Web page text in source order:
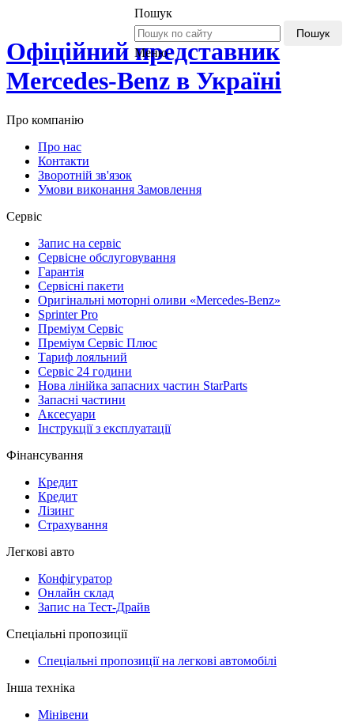
Офіційний представник
Mercedes-Benz в Україні
Пошук
Пошук
Меню
Про компанію
Про нас
Контакти
Зворотній зв'язок
Умови виконання Замовлення
Сервіс
Запис на сервіс
Сервісне обслуговування
Гарантія
Сервісні пакети
Оригінальні моторні оливи «Mercedes-Benz»
Sprinter Pro
Преміум Сервіс
Преміум Сервіс Плюс
Тариф лояльний
Сервіс 24 години
Нова лінійка запасних частин StarParts
Запасні частини
Аксесуари
Інструкції з експлуатації
Фінансування
Кредит
Кредит
Лізинг
Страхування
Легкові авто
Конфігуратор
Онлайн склад
Запис на Тест-Драйв
Спеціальні пропозиції
Спеціальні пропозиції на легкові автомобілі
Інша техніка
Мінівени